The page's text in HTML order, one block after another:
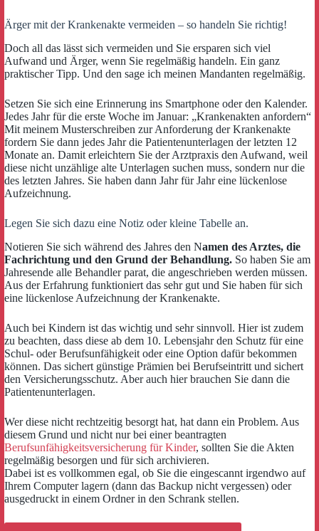
Ärger mit der Krankenakte vermeiden – so handeln Sie richtig!
Doch all das lässt sich vermeiden und Sie ersparen sich viel
Aufwand und Ärger, wenn Sie regelmäßig handeln. Ein ganz
praktischer Tipp. Und den sage ich meinen Mandanten regelmäßig.
Setzen Sie sich eine Erinnerung ins Smartphone oder den Kalender.
Jedes Jahr für die erste Woche im Januar: „Krankenakten anfordern“
Mit meinem Musterschreiben zur Anforderung der Krankenakte
fordern Sie dann jedes Jahr die Patientenunterlagen der letzten 12
Monate an. Damit erleichtern Sie der Arztpraxis den Aufwand, weil
diese nicht unzählige alte Unterlagen suchen muss, sondern nur die
des letzten Jahres. Sie haben dann Jahr für Jahr eine lückenlose
Aufzeichnung.
Legen Sie sich dazu eine Notiz oder kleine Tabelle an.
Notieren Sie sich während des Jahres den Namen des Arztes, die
Fachrichtung und den Grund der Behandlung. So haben Sie am
Jahresende alle Behandler parat, die angeschrieben werden müssen.
Aus der Erfahrung funktioniert das sehr gut und Sie haben für sich
eine lückenlose Aufzeichnung der Krankenakte.
Auch bei Kindern ist das wichtig und sehr sinnvoll. Hier ist zudem
zu beachten, dass diese ab dem 10. Lebensjahr den Schutz für eine
Schul- oder Berufsunfähigkeit oder eine Option dafür bekommen
können. Das sichert günstige Prämien bei Berufseintritt und sichert
den Versicherungsschutz. Aber auch hier brauchen Sie dann die
Patientenunterlagen.
Wer diese nicht rechtzeitig besorgt hat, hat dann ein Problem. Aus
diesem Grund und nicht nur bei einer beantragten
Berufsunfähigkeitsversicherung für Kinder, sollten Sie die Akten
regelmäßig besorgen und für sich archivieren.
Dabei ist es vollkommen egal, ob Sie die eingescannt irgendwo auf
Ihrem Computer lagern (dann das Backup nicht vergessen) oder
ausgedruckt in einem Ordner in den Schrank stellen.